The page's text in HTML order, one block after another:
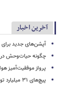
آخرین اخبار
آپشن‌های جدید برای خودروهای ۲۰ ساله! /
چگونه حیات‌وحش در
پرواز موفقیت‌آمیز
پیچ‌های ۳۱ میلیارد تومانی پاگانی، گران‌تر از پورشه ۹۱۱ /عکس